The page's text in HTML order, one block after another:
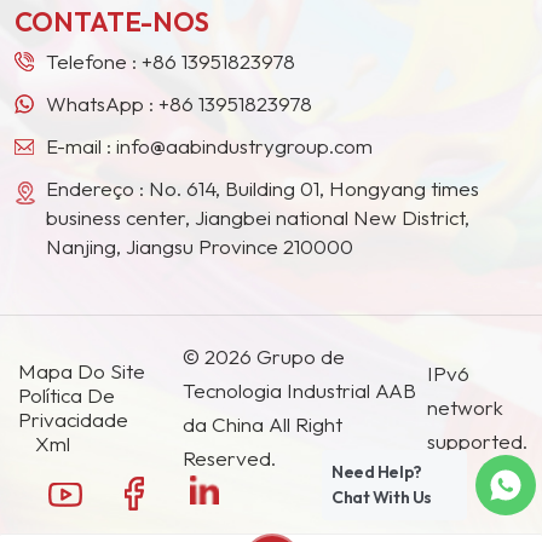
países e regiões.
CONTATE-NOS
Telefone : +86 13951823978
WhatsApp : +86 13951823978
E-mail : info@aabindustrygroup.com
Endereço : No. 614, Building 01, Hongyang times
business center, Jiangbei national New District,
Nanjing, Jiangsu Province 210000
Mapa Do Site
Política De
Privacidade
Xml
© 2026 Grupo de
Tecnologia Industrial AAB
da China All Right
Reserved.
IPv6
network
supported.
Need Help?
Chat With Us